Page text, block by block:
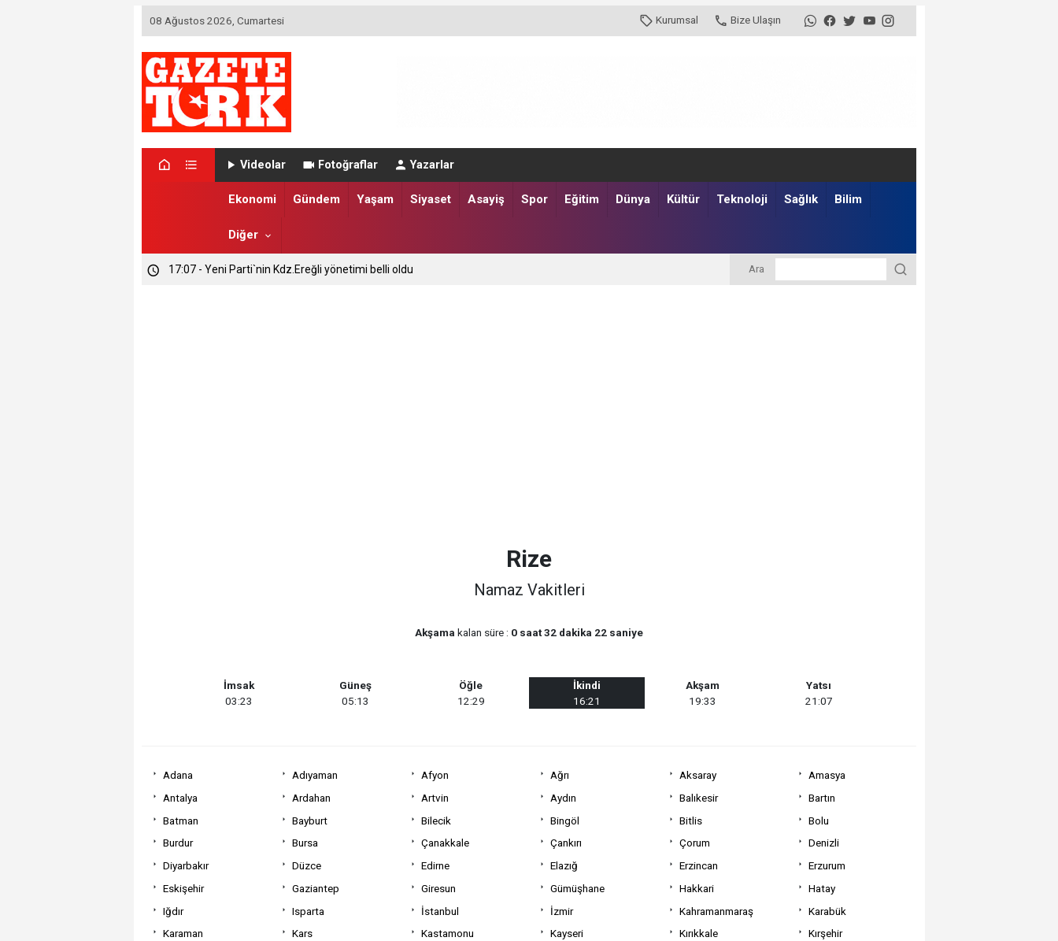
08 Ağustos 2026, Cumartesi Kurumsal Bize Ulaşın
Videolar Fotoğraflar Yazarlar
Ekonomi Gündem Yaşam Siyaset Asayiş Spor Eğitim Dünya Kültür Teknoloji Sağlık Bilim
Diğer
17:07 - Yeni Parti`nin Kdz.Ereğli yönetimi belli oldu Ara
Rize
Namaz Vakitleri
Akşama kalan süre : 0 saat 32 dakika 22 saniye
İmsak
03:23
Güneş
05:13
Öğle
12:29
İkindi
16:21
Akşam
19:33
Yatsı
21:07
Adana Adıyaman Afyon Ağrı Aksaray
Amasya
Antalya
Ardahan Artvin Aydın Balıkesir
Bartın
Batman
Bayburt Bilecik Bingöl Bitlis
Bolu
Burdur
Bursa Çanakkale Çankırı Çorum
Denizli
Diyarbakır
Düzce Edirne Elazığ Erzincan
Erzurum
Eskişehir
Gaziantep Giresun Gümüşhane Hakkari
Hatay
Iğdır
Isparta İstanbul İzmir Kahramanmaraş
Karabük
Karaman
Kars Kastamonu Kayseri Kırıkkale
Kırşehir